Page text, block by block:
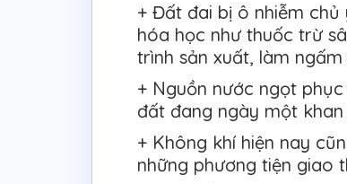
+ Đất đai bị ô nhiễm
hóa học như thuốc trừ
trình sản xuất, làm
+ Nguồn nước ngọt
đất đang ngày một khan
+ Không khí hiện nay
những phương tiện giao